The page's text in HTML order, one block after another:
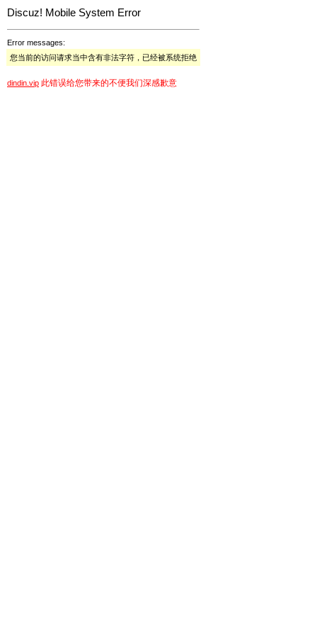
Discuz! Mobile System Error
Error messages:
您当前的访问请求当中含有非法字符，已经被系统拒绝
dindin.vip 此错误给您带来的不便我们深感歉意